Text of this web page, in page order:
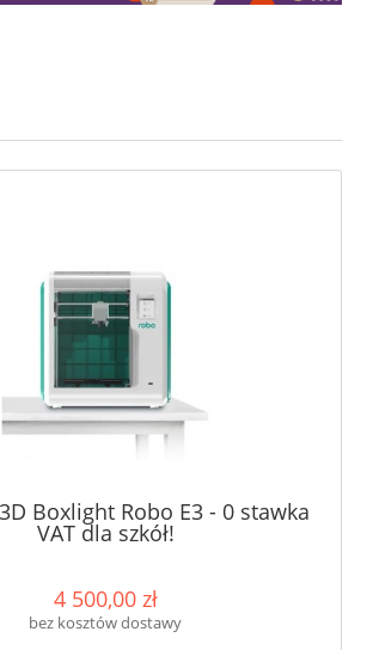
Boxlight Robo E3 - 0 stawka
VAT dla szkół!
4 500,00 zł
bez kosztów dostawy